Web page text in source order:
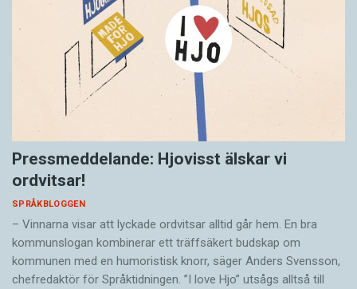
Pressmeddelande: Hjovisst älskar vi
ordvitsar!
SPRÅKBLOGGEN
– Vinnarna visar att lyckade ordvitsar alltid går hem. En bra
kommunslogan kombinerar ett träffsäkert budskap om
kommunen med en humoristisk knorr, säger Anders Svensson,
chefredaktör för Språktidningen. ”I love Hjo” utsågs alltså till